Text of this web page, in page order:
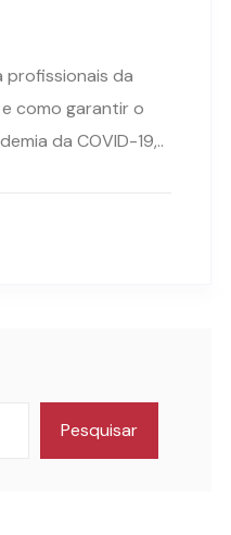
profissionais da
como garantir o
da COVID-19,..
Pesquisar